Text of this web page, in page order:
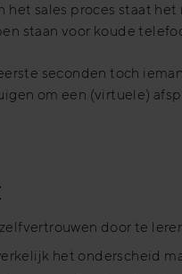
het sales proces staat
staan voor koude
seconden toch
om een (virtuele)
door te
het onderscheid